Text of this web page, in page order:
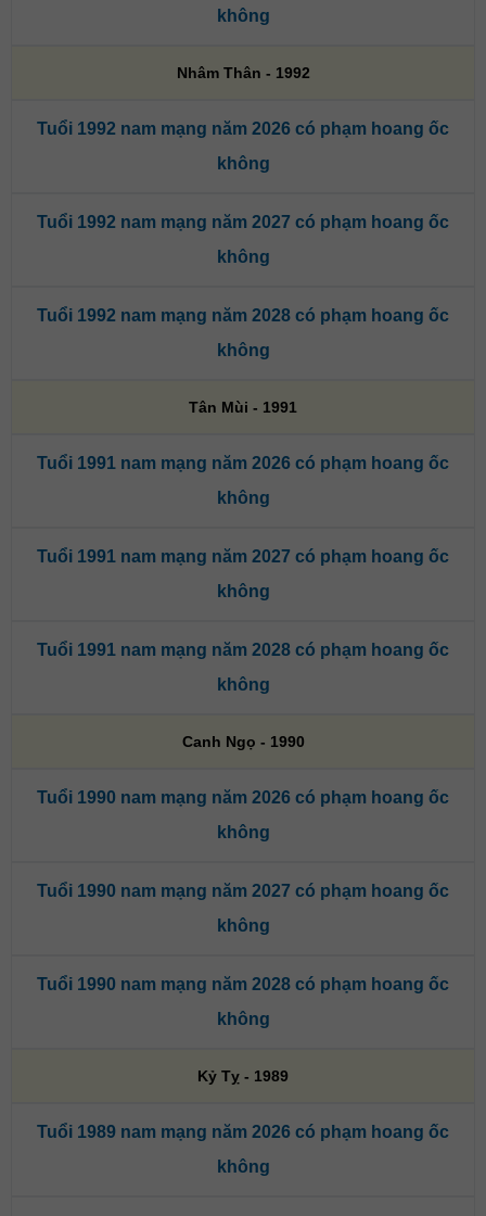
không
Nhâm Thân - 1992
Tuổi 1992 nam mạng năm 2026 có phạm hoang ốc
không
Tuổi 1992 nam mạng năm 2027 có phạm hoang ốc
không
Tuổi 1992 nam mạng năm 2028 có phạm hoang ốc
không
Tân Mùi - 1991
Tuổi 1991 nam mạng năm 2026 có phạm hoang ốc
không
Tuổi 1991 nam mạng năm 2027 có phạm hoang ốc
không
Tuổi 1991 nam mạng năm 2028 có phạm hoang ốc
không
Canh Ngọ - 1990
Tuổi 1990 nam mạng năm 2026 có phạm hoang ốc
không
Tuổi 1990 nam mạng năm 2027 có phạm hoang ốc
không
Tuổi 1990 nam mạng năm 2028 có phạm hoang ốc
không
Kỷ Tỵ - 1989
Tuổi 1989 nam mạng năm 2026 có phạm hoang ốc
không